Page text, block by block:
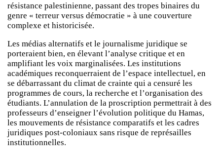
résistance palestinienne, passant des tropes binaires du
genre « terreur versus démocratie » à une couverture
complexe et historicisée.
Les médias alternatifs et le journalisme juridique se
porteraient bien, en élevant l’analyse critique et en
amplifiant les voix marginalisées. Les institutions
académiques reconquerraient de l’espace intellectuel, en
se débarrassant du climat de crainte qui a censuré les
programmes de cours, la recherche et l’organisation des
étudiants. L’annulation de la proscription permettrait à des
professeurs d’enseigner l’évolution politique du Hamas,
les mouvements de résistance comparatifs et les cadres
juridiques post-coloniaux sans risque de représailles
institutionnelles.